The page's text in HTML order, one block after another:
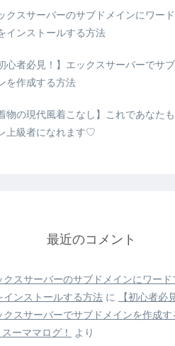
クスサーバーのサブドメインにワー
インストールする方法
心者必見！】エックスサーバーでサ
を作成する方法
着物の現代風着こなし】これであなた
上級者になれます♡
最近のコメント
クスサーバーのサブドメインにワード
インストールする方法 に
【初心者必
クスサーバーでサブドメインを作成す
ーママログ！
より